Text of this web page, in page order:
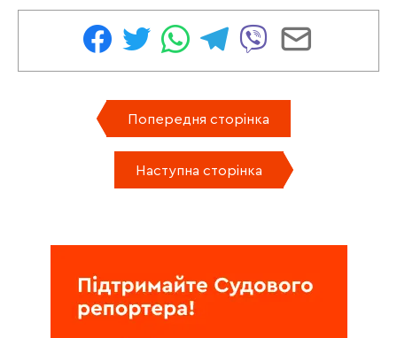
Попередня сторінка
Наступна сторінка